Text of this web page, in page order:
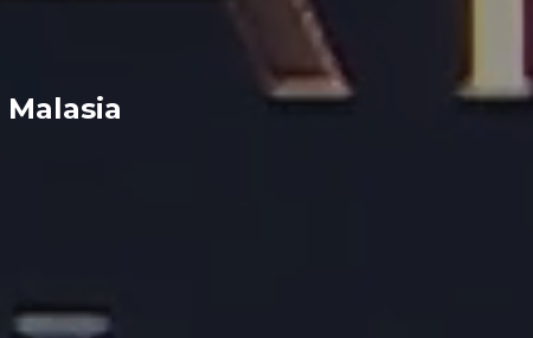
Malasia